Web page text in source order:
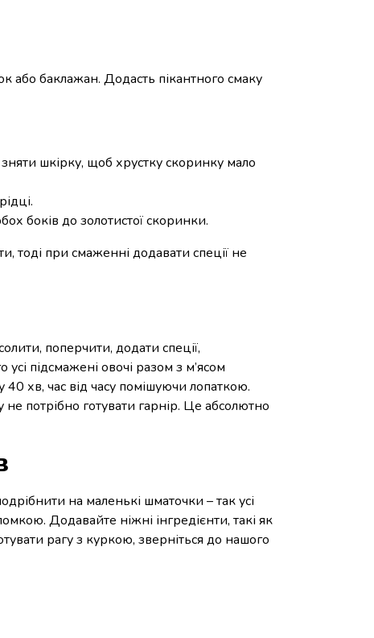
або баклажан. Додасть пікантного смаку
шкірку, щоб хрустку скоринку мало
боків до золотистої скоринки.
тоді при смаженні додавати спеції не
поперчити, додати спеції,
підсмажені овочі разом з м’ясом
хв, час від часу помішуючи лопаткою.
потрібно готувати гарнір. Це абсолютно
на маленькі шматочки – так усі
Додавайте ніжні інгредієнти, такі як
рагу з куркою, зверніться до нашого